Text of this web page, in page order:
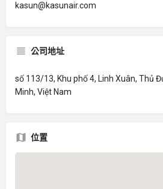
kasun@kasunair.com
公司地址
số 113/13, Khu phố 4, Linh Xuân, Thủ
Minh, Việt Nam
位置